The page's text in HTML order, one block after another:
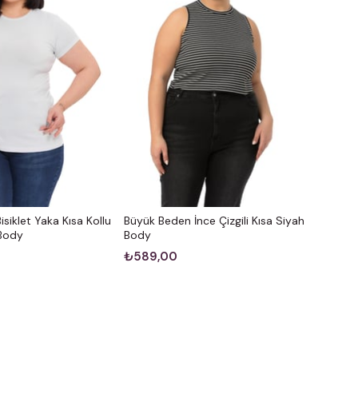
Yaka Kısa Kollu
Büyük Beden İnce Çizgili Kısa Siyah
Body
₺589,00